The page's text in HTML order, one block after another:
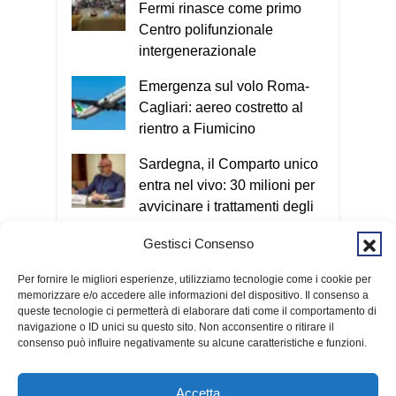
Gestisci Consenso
Per fornire le migliori esperienze, utilizziamo tecnologie come i cookie per
memorizzare e/o accedere alle informazioni del dispositivo. Il consenso a
queste tecnologie ci permetterà di elaborare dati come il comportamento di
navigazione o ID unici su questo sito. Non acconsentire o ritirare il
consenso può influire negativamente su alcune caratteristiche e funzioni.
Accetta
questi casi bisogna contattare un
familiare o chiamare il 112.Oggi le
truffe arrivano sempre più spesso
Esatto. Oggi il criminale non ha più un
volto e può colpire in qualsiasi
momento. Nel Vademecum non uso
termini tecnici, perché quello che conta
è capire il meccanismo: qualunque sia il
metodo utilizzato, l’obiettivo è sempre
entrare nella nostra vita e ottenere
denaro o informazioni personali. Per
gratuitamente il Vademecum dal sito
www.infotruffe.com, a condividerlo e a
parlarne con i propri familiari. Una
comunità informata è una comunità che
più fragili. Qui l’intervista a Radio
Fermi rinasce come primo
Centro polifunzionale
intergenerazionale
Emergenza sul volo Roma-
Cagliari: aereo costretto al
rientro a Fiumicino
Sardegna, il Comparto unico
entra nel vivo: 30 milioni per
avvicinare i trattamenti degli
bastonate in viale
Sant’Avendrace